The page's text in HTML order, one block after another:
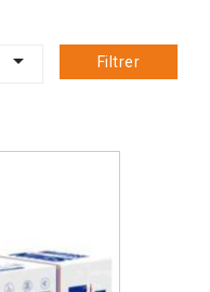
 Filtrer